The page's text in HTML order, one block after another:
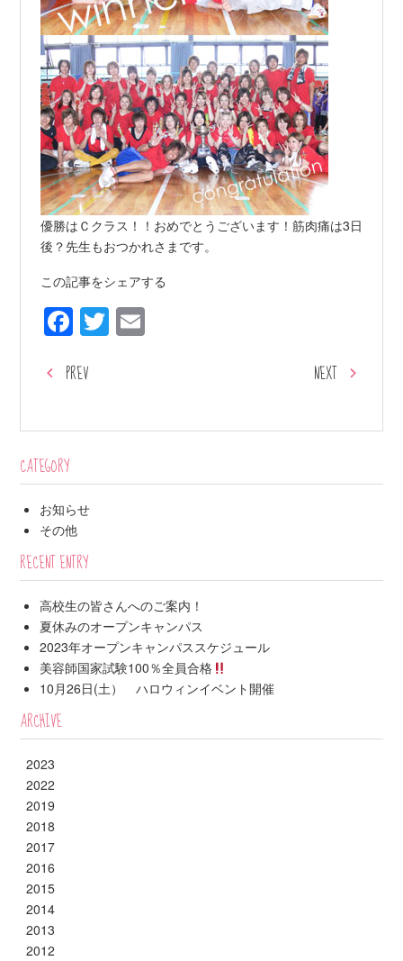
優勝はＣクラス！！おめでとうございます！筋肉痛は3日
後？先生もおつかれさまです。
この記事をシェアする
Facebook
Twitter
Email
PREV NEXT
CATEGORY
お知らせ
その他
RECENT ENTRY
高校生の皆さんへのご案内！
夏休みのオープンキャンパス
2023年オープンキャンパススケジュール
美容師国家試験100％全員合格
10月26日(土） ハロウィンイベント開催
ARCHIVE
2023
2022
2019
2018
2017
2016
2015
2014
2013
2012